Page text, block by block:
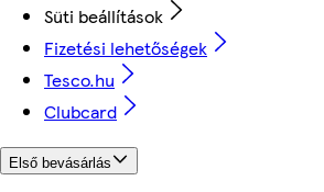
Süti beállítások
Fizetési lehetőségek
Tesco.hu
Clubcard
Első bevásárlás